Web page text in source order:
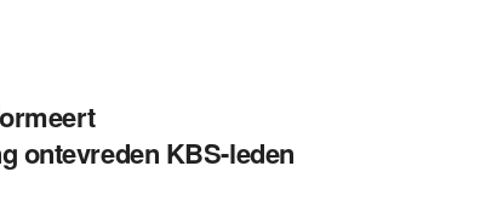
ontevreden KBS-leden